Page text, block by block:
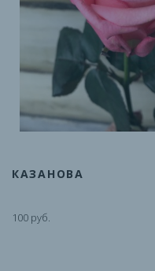
КАЗАНОВА
100 руб.